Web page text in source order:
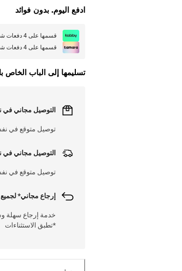
ادفع اليوم. بدون فوائد
قسمها على 4 دفعات شهرية بقيمة
قسمها على 4 دفعات شهرية بقيمة
تسليمها إلى الباب الخاص
التوصيل مجاني في
توصيل متوقع في نفس
التوصيل مجاني في
توصيل متوقع في نفس
إرجاع مجاني* لجميع
*تطبق الاستثناءات